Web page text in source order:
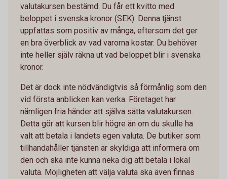
valutakursen bestämd. Du får ett kvitto med
beloppet i svenska kronor (SEK). Denna tjänst
uppfattas som positiv av många, eftersom det ger
en bra överblick av vad varorna kostar. Du behöver
inte heller själv räkna ut vad beloppet blir i svenska
kronor.
Det är dock inte nödvändigtvis så förmånlig som den
vid första anblicken kan verka. Företaget har
nämligen fria händer att själva sätta valutakursen.
Detta gör att kursen blir högre än om du skulle ha
valt att betala i landets egen valuta. De butiker som
tillhandahåller tjänsten är skyldiga att informera om
den och ska inte kunna neka dig att betala i lokal
valuta. Möjligheten att välja valuta ska även finnas